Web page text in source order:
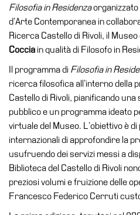
Cosmo
Digitale
Visita
Biglietti
Shop
Chi
siamo
Area
Media
Organizza
Filosofia in Residenzaorganizzato
d’Arte Contemporanea in
Ricerca Castello di Rivoli, il
Coccia in qualità di Filosofo in
Il programma di Filosofia in
ricerca filosofica all’interno della
Castello di Rivoli, pianificando
pubblico e un programma ideato
virtuale del Museo. L’obiettivo è
internazionali di approfondire la
usufruendo dei servizi messi a
Biblioteca del Castello di Rivoli
preziosi volumi e fruizione delle
Francesco Federico Cerruti